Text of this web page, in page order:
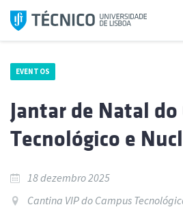
Saltar
para
EVENTOS
Jantar de Natal do
Tecnológico e
18 dezembro 2025
Cantina VIP do Campus